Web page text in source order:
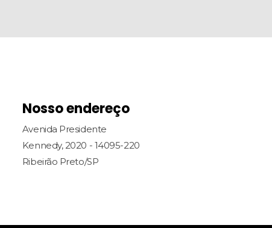
Nosso endereço
Avenida Presidente
Kennedy, 2020 - 14095-220
Ribeirão Preto/SP